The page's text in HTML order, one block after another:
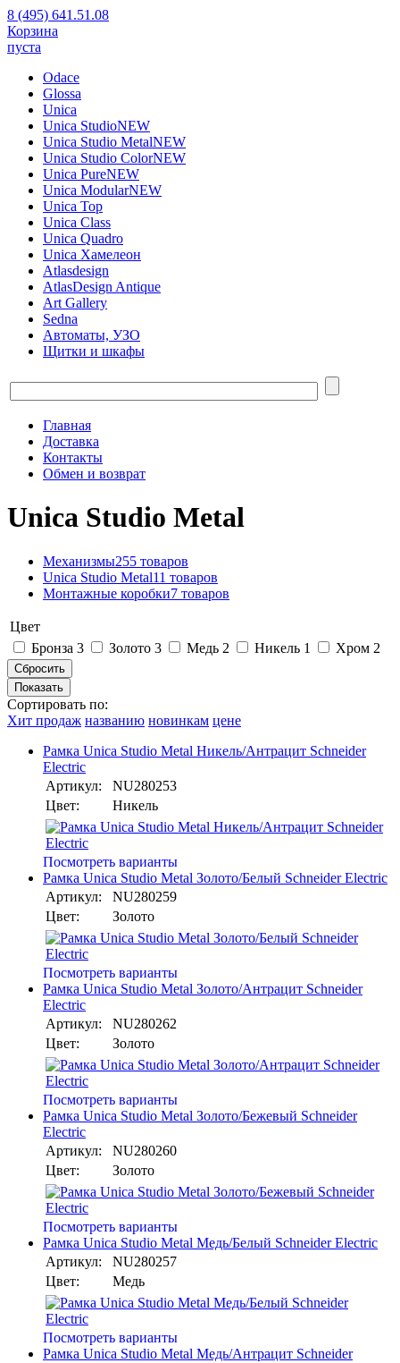
8 (495) 641.51.08
Корзина
пуста
Odace
Glossa
Unica
Unica StudioNEW
Unica Studio MetalNEW
Unica Studio ColorNEW
Unica PureNEW
Unica ModularNEW
Unica Top
Unica Class
Unica Quadro
Unica Хамелеон
Atlasdesign
AtlasDesign Antique
Art Gallery
Sedna
Автоматы, УЗО
Щитки и шкафы
Главная
Доставка
Контакты
Обмен и возврат
Unica Studio Metal
Механизмы255 товаров
Unica Studio Metal11 товаров
Монтажные коробки7 товаров
Цвет
Бронза 3 Золото 3 Медь 2 Никель 1 Хром 2
Сортировать по:
Хит продаж названию новинкам цене
Рамка Unica Studio Metal Никель/Антрацит Schneider
Electric
Артикул:
NU280253
Цвет:
Никель
Посмотреть варианты
Рамка Unica Studio Metal Золото/Белый Schneider Electric
Артикул:
NU280259
Цвет:
Золото
Посмотреть варианты
Рамка Unica Studio Metal Золото/Антрацит Schneider
Electric
Артикул:
NU280262
Цвет:
Золото
Посмотреть варианты
Рамка Unica Studio Metal Золото/Бежевый Schneider
Electric
Артикул:
NU280260
Цвет:
Золото
Посмотреть варианты
Рамка Unica Studio Metal Медь/Белый Schneider Electric
Артикул:
NU280257
Цвет:
Медь
Посмотреть варианты
Рамка Unica Studio Metal Медь/Антрацит Schneider